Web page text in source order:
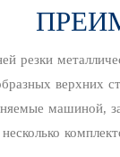
резки
верхних
машиной,